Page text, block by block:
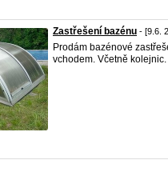
Zastřešení bazénu - [9.6.
Prodám bazénové
vchodem. Včetně kolejnic.